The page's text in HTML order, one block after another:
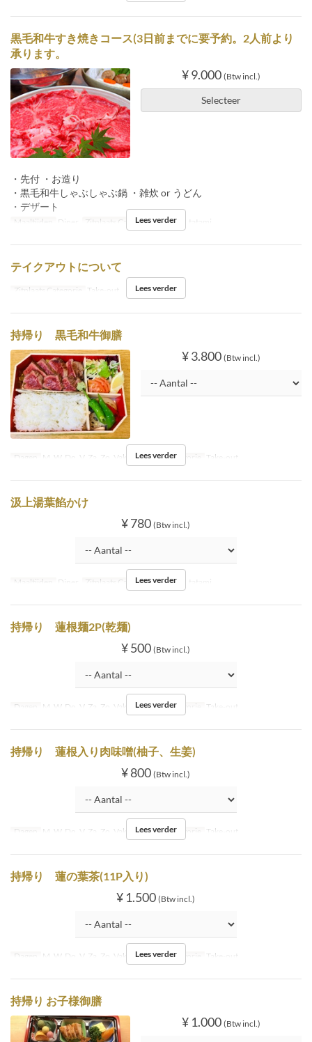
黒毛和牛すき焼きコース(3日前までに要予約。2人前より
承ります。
¥ 9.000 (Btw incl.)
Selecteer
・先付 ・お造り
・黒毛和牛しゃぶしゃぶ鍋 ・雑炊 or うどん
・デザート
Maaltijden Diner Zitplaats Categorie Inside tatami
Lees verder
テイクアウトについて
Zitplaats Categorie Take-out Lees verder
持帰り 黒毛和牛御膳
¥ 3.800 (Btw incl.)
Dagen M, W, Do, V, Za, Zo, Vak Zitplaats Categorie Take-out
Lees verder
汲上湯葉餡かけ
¥ 780 (Btw incl.)
Maaltijden Diner Zitplaats Categorie Inside tatami
Lees verder
持帰り 蓮根麺2P(乾麺)
¥ 500 (Btw incl.)
Dagen M, W, Do, V, Za, Zo, Vak Zitplaats Categorie Take-out
Lees verder
持帰り 蓮根入り肉味噌(柚子、生姜)
¥ 800 (Btw incl.)
Dagen M, W, Do, V, Za, Zo, Vak Zitplaats Categorie Take-out
Lees verder
持帰り 蓮の葉茶(11P入り)
¥ 1.500 (Btw incl.)
Dagen M, W, Do, V, Za, Zo, Vak Zitplaats Categorie Take-out
Lees verder
持帰り お子様御膳
¥ 1.000 (Btw incl.)